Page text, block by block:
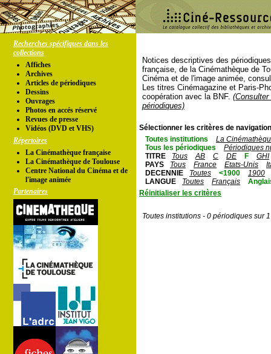
Recherches spécifiques dans les
collections
Affiches
Archives
Articles de périodiques
Dessins
Ouvrages
Photos en accés réservé
Revues de presse
Vidéos (DVD et VHS)
Répertoires
La Cinémathèque française
La Cinémathèque de Toulouse
Centre National du Cinéma et de
l'image animée
Partenaires
Notices descriptives des
française, de la Cinémathèque de
Cinéma et de l'image animée,
Les titres Cinémagazine et Paris-
coopération avec la BNF.
périodiques)
Sélectionner les critères de
Toutes institutions
La
Tous les périodiques
Périodiques
TITRE
Tous AB C DE F
GHI
PAYS
Tous France Etats-Unis
DECENNIE
Toutes <1900
1900
LANGUE
Toutes Français
Réinitialiser les critères
Toutes institutions - 0 périodiques sur